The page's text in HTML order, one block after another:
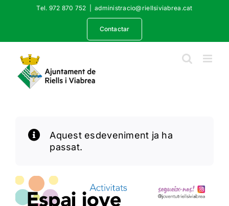
Tel. 972 870 752 administracio@riellsiviabrea.cat
Contactar
Aquest esdeveniment ja ha
passat.